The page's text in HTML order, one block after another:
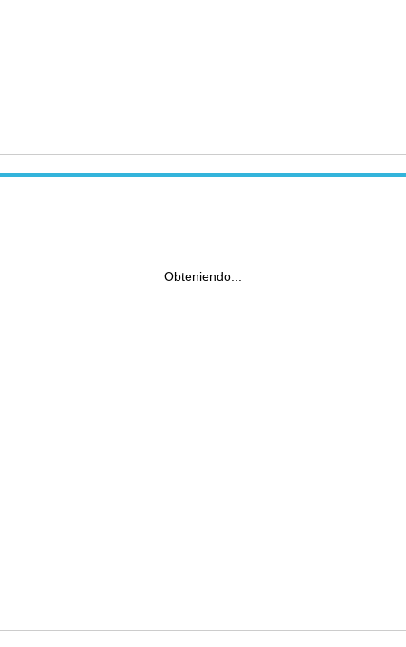
Obteniendo...